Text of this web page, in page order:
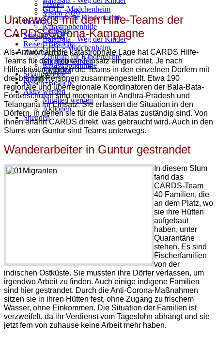
GIRL - Mädchenheim
Zentrum für Kinderrechte
Katastrophenhilfe
Schulprojekte
Reisen+Besuche
Aktiv werden
Mitglied werden
Aktionen
Spenden
Frauen
Vision 2020
Projekte
Colleges
BalaBata - Weg der Kinder
GIRL - Mädchenheim
Zentrum für Kinderrechte
Katastrophenhilfe
Schulprojekte
Reisen+Besuche
Aktiv werden
Mitglied werden
Aktionen
Spenden
Unterwegs mit den Hilfe-Teams der
CARDS-Corona-Kampagne
Als Antwort auf die katastrophale Lage hat CARDS Hilfe-
Teams für den mobilen Einsatz eingerichtet. Je nach
Hilfsaktivität werden die Teams in den einzelnen Dörfern mit
drei bis fünf Personen zusammengestellt. Etwa 190
regionale und überregionale Koordinatoren der Bala-Bata-
Förderschulen sind momentan in Andhra-Pradesh und
Telangana im Einsatz. Sie erfassen die Situation in den
Dörfern, in denen sie für die Bala Batas zuständig sind. Von
ihnen erfährt CARDS direkt, was gebraucht wird. Auch in den
Slums von Guntur sind Teams unterwegs.
Wanderarbeiter in Guntur gestrandet
In diesem Slum
fand das
CARDS-Team
40 Familien, die
an dem Platz, wo
sie ihre Hütten
aufgebaut
haben, unter
Quarantäne
stehen. Es sind
Fischerfamilien
von der
indischen Ostküste. Sie mussten ihre Dörfer verlassen, um
irgendwo Arbeit zu finden. Auch einige indigene Familien
sind hier gestrandet. Durch die Anti-Corona-Maßnahmen
sitzen sie in ihren Hütten fest, ohne Zugang zu frischem
Wasser, ohne Einkommen. Die Situation der Familien ist
verzweifelt, da ihr Verdienst vom Tageslohn abhängt und sie
jetzt fern von zuhause keine Arbeit mehr haben.